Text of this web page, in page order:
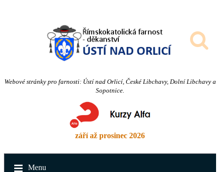
Webové stránky pro farnosti: Ústí nad Orlicí, České Libchavy, Dolní Libchavy a
Sopotnice.
září až prosinec 2026
Menu